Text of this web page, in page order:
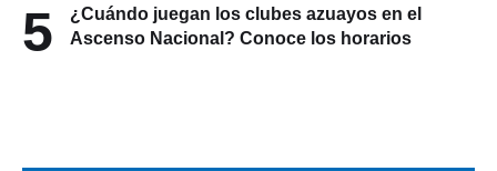
5
¿Cuándo juegan los clubes azuayos en el
Ascenso Nacional? Conoce los horarios